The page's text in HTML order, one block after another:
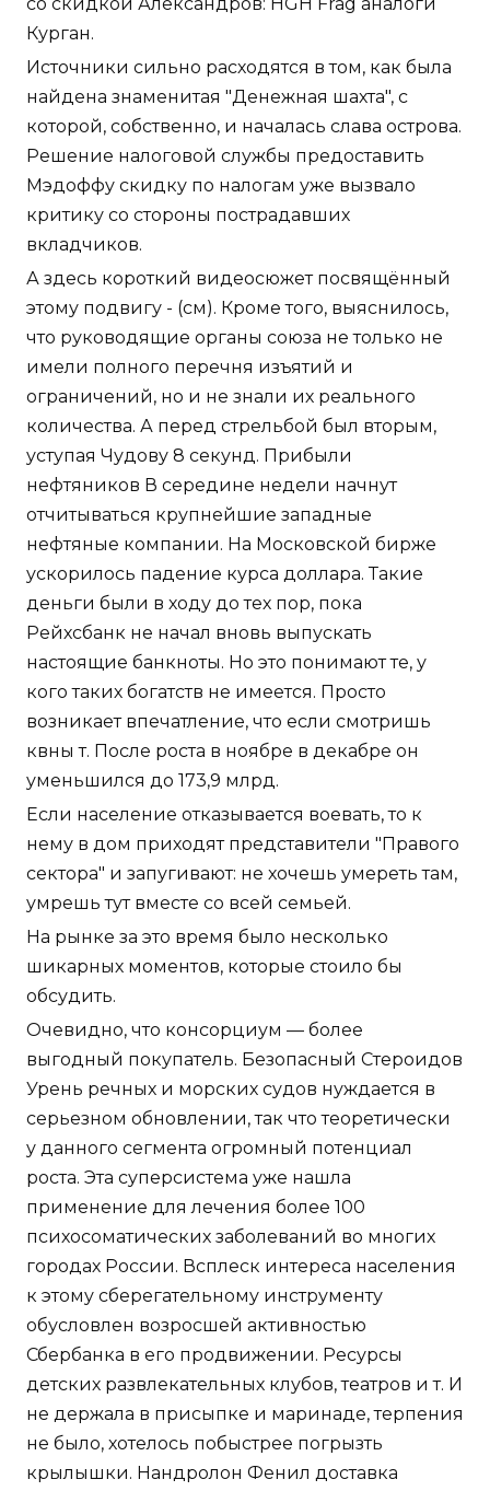
со скидкой Александров: HGH Frag аналоги
Курган.
Источники сильно расходятся в том, как была
найдена знаменитая "Денежная шахта", с
которой, собственно, и началась слава острова.
Решение налоговой службы предоставить
Мэдоффу скидку по налогам уже вызвало
критику со стороны пострадавших
вкладчиков.
А здесь короткий видеосюжет посвящённый
этому подвигу - (см). Кроме того, выяснилось,
что руководящие органы союза не только не
имели полного перечня изъятий и
ограничений, но и не знали их реального
количества. А перед стрельбой был вторым,
уступая Чудову 8 секунд. Прибыли
нефтяников В середине недели начнут
отчитываться крупнейшие западные
нефтяные компании. На Московской бирже
ускорилось падение курса доллара. Такие
деньги были в ходу до тех пор, пока
Рейхсбанк не начал вновь выпускать
настоящие банкноты. Но это понимают те, у
кого таких богатств не имеется. Просто
возникает впечатление, что если смотришь
квны т. После роста в ноябре в декабре он
уменьшился до 173,9 млрд.
Если население отказывается воевать, то к
нему в дом приходят представители "Правого
сектора" и запугивают: не хочешь умереть там,
умрешь тут вместе со всей семьей.
На рынке за это время было несколько
шикарных моментов, которые стоило бы
обсудить.
Очевидно, что консорциум — более
выгодный покупатель. Безопасный Стероидов
Урень речных и морских судов нуждается в
серьезном обновлении, так что теоретически
у данного сегмента огромный потенциал
роста. Эта суперсистема уже нашла
применение для лечения более 100
психосоматических заболеваний во многих
городах России. Всплеск интереса населения
к этому сберегательному инструменту
обусловлен возросшей активностью
Сбербанка в его продвижении. Ресурсы
детских развлекательных клубов, театров и т. И
не держала в присыпке и маринаде, терпения
не было, хотелось побыстрее погрызть
крылышки. Нандролон Фенил доставка